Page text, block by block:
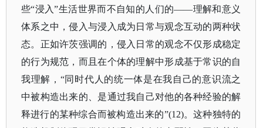
些“浸入”生活世界而不自知的人们的——理解和意义
体系之中，侵入与浸入成为日常与观念互动的两种状
态。正如许茨强调的，侵入日常的观念不仅形成稳定
的行为规范，而且在个体的理解中形成基于常识的自
我理解，“同时代人的统一体是在我自己的意识流之
中被构造出来的、是通过我自己对他的各种经验的解
释进行的某种综合而被构造出来的”(12)。这种独特的